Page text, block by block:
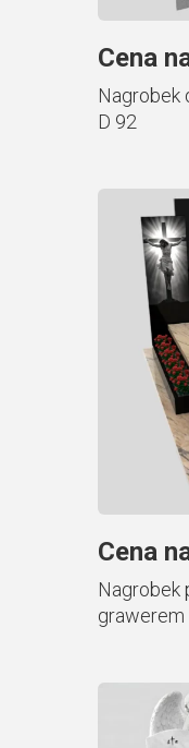
Cena
Nagrobek
D 92
Cena
Nagrobek
grawerem